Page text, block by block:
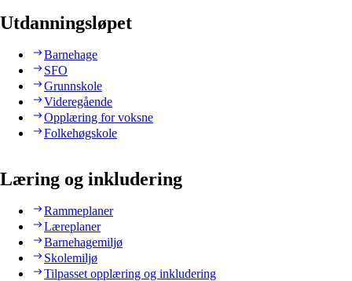
Utdanningsløpet
Barnehage
SFO
Grunnskole
Videregående
Opplæring for voksne
Folkehøgskole
Læring og inkludering
Rammeplaner
Læreplaner
Barnehagemiljø
Skolemiljø
Tilpasset opplæring og inkludering